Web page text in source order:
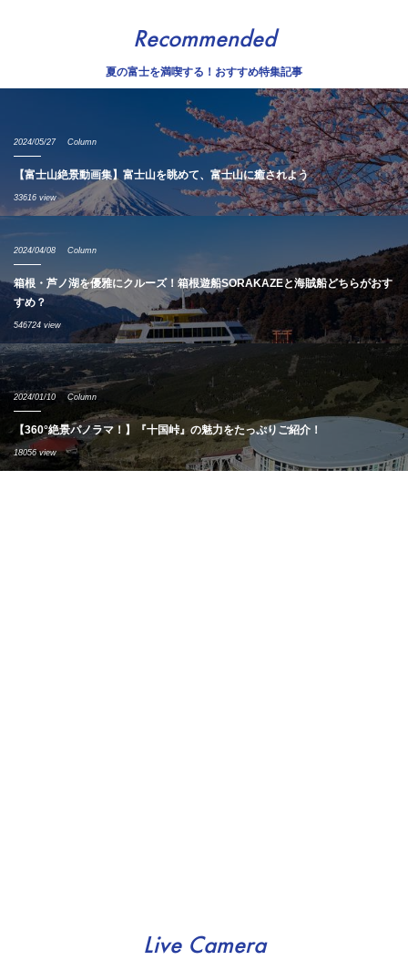
Recommended
夏の富士を満喫する！おすすめ特集記事
2024/05/27 Column
【富士山絶景動画集】富士山を眺めて、富士山に癒されよう
33616 view
2024/04/08 Column
箱根・芦ノ湖を優雅にクルーズ！箱根遊船SORAKAZEと海賊船どちらがおす
すめ？
546724 view
2024/01/10 Column
【360°絶景パノラマ！】『十国峠』の魅力をたっぷりご紹介！
18056 view
Live Camera